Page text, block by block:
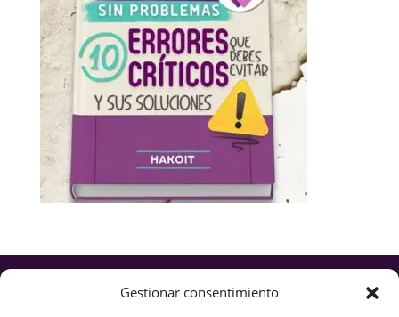
Gestionar consentimiento
Servicios